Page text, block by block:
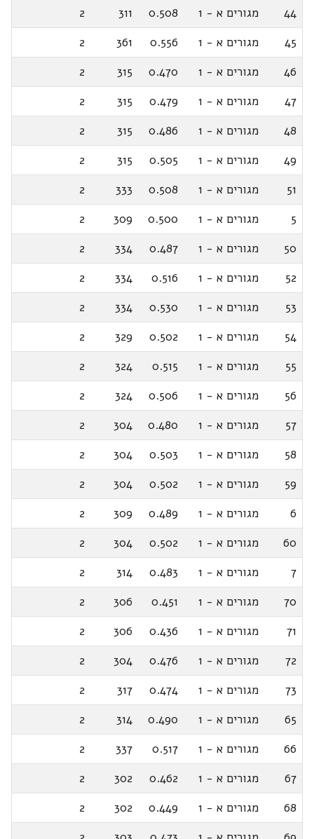
44 מגורים א - 1 0.508
311
2
45
מגורים א - 1 0.556
361
2
46
מגורים א - 1 0.470
315
2
47
מגורים א - 1 0.479
315
2
48
מגורים א - 1 0.486
315
2
49
מגורים א - 1 0.505
315
2
51
מגורים א - 1 0.508
333
2
5
מגורים א - 1 0.500
309
2
50
מגורים א - 1 0.487
334
2
52
מגורים א - 1 0.516
334
2
53
מגורים א - 1 0.530
334
2
54
מגורים א - 1 0.502
329
2
55
מגורים א - 1 0.515
324
2
56
מגורים א - 1 0.506
324
2
57
מגורים א - 1 0.480
304
2
58
מגורים א - 1 0.503
304
2
59
מגורים א - 1 0.502
304
2
6
מגורים א - 1 0.489
309
2
60
מגורים א - 1 0.502
304
2
7
מגורים א - 1 0.483
314
2
70
מגורים א - 1 0.451
306
2
71
מגורים א - 1 0.436
306
2
72
מגורים א - 1 0.476
304
2
73
מגורים א - 1 0.474
317
2
65
מגורים א - 1 0.490
314
2
66
מגורים א - 1 0.517
337
2
67
מגורים א - 1 0.462
302
2
68
מגורים א - 1 0.449
302
2